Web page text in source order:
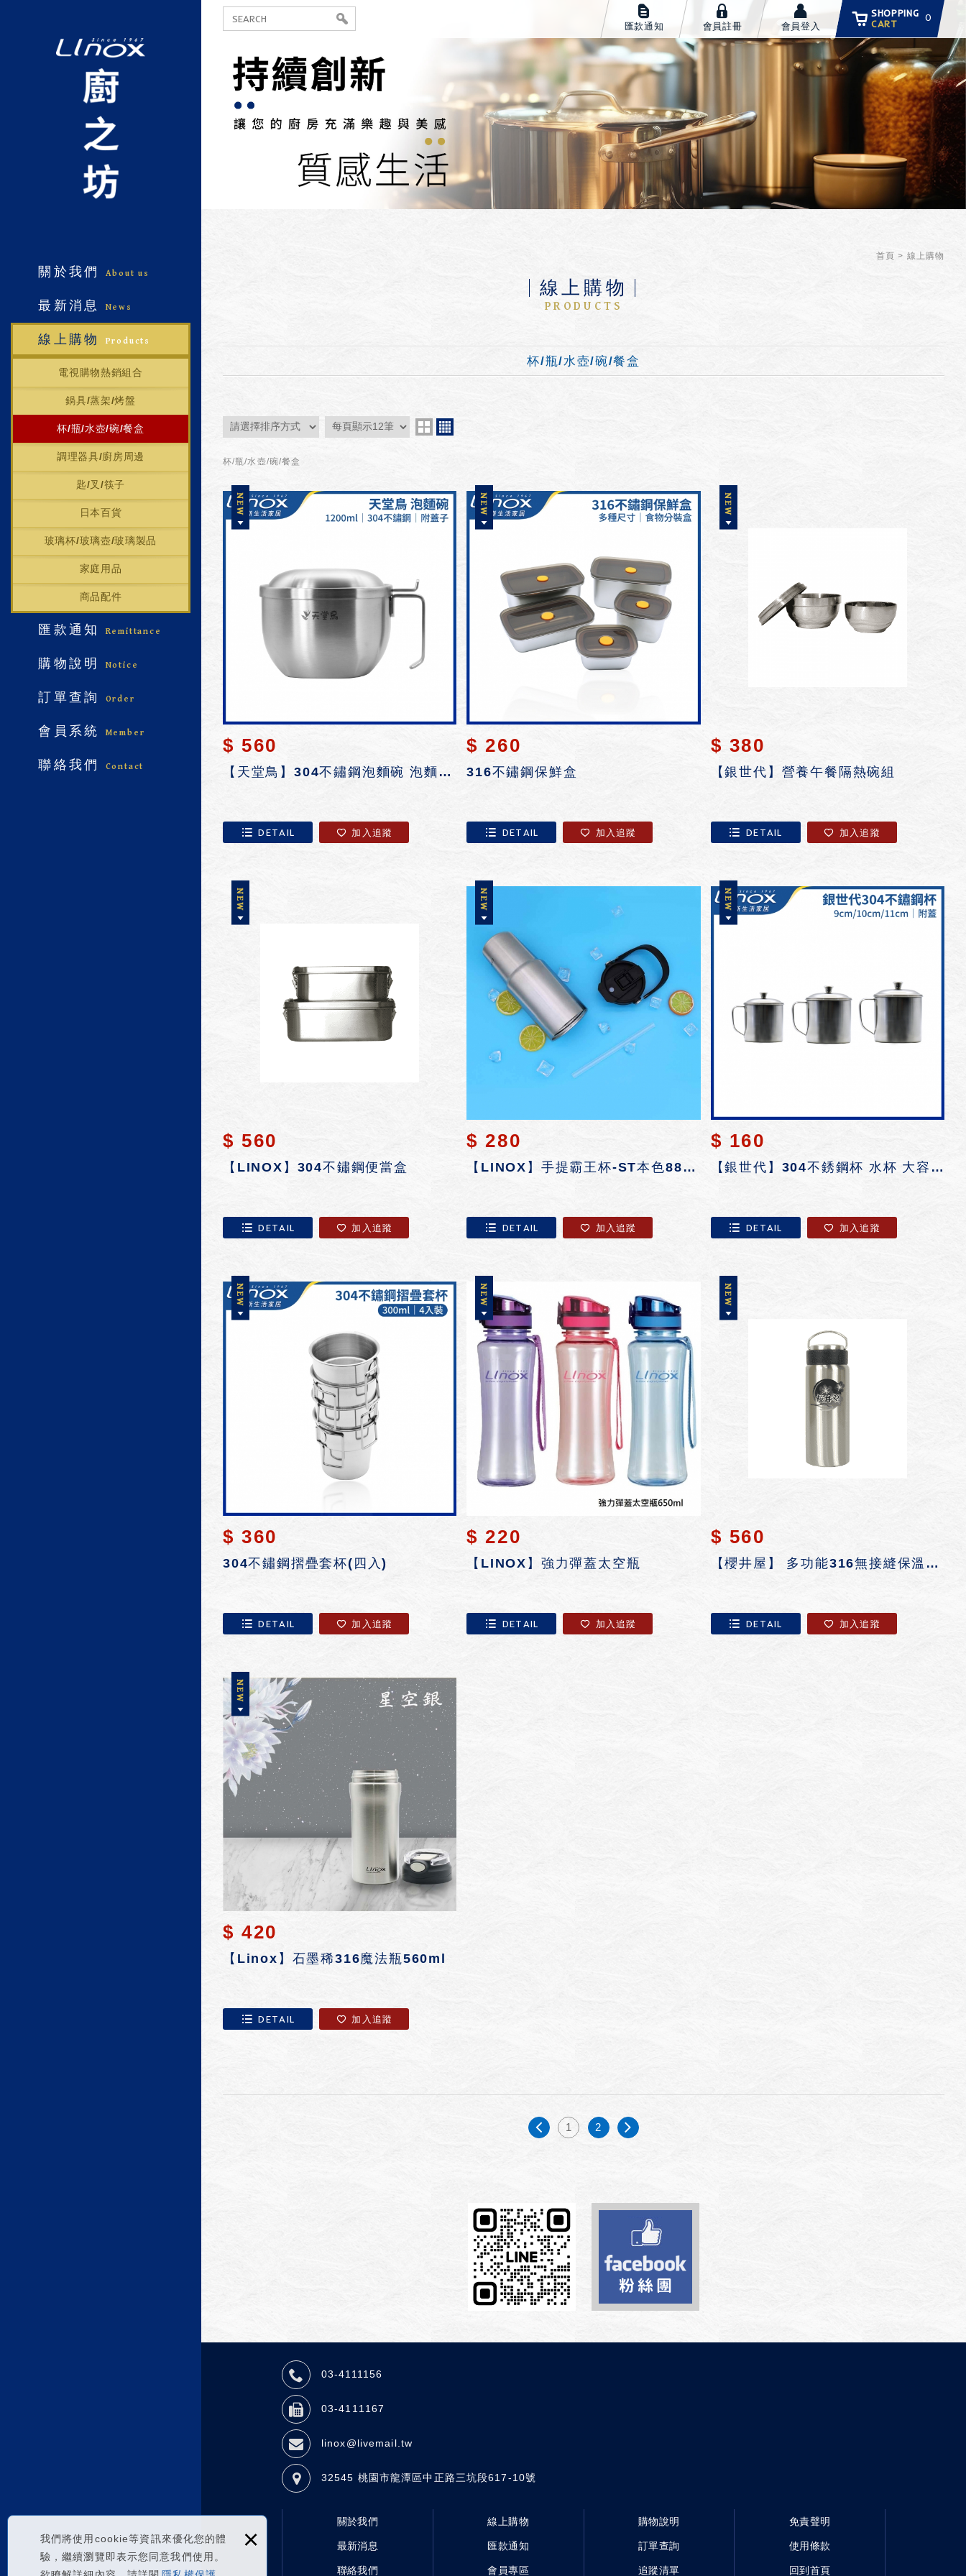
我們將使用cookie等資訊來優化您的體
驗，繼續瀏覽即表示您同意我們使用。
×
關於我們 About us
最新消息 News
線上購物 Products
電視購物熱銷組合
鍋具/蒸架/烤盤
杯/瓶/水壺/碗/餐盒
調理器具/廚房周邊
匙/叉/筷子
日本百貨
玻璃杯/玻璃壺/玻璃製品
家庭用品
商品配件
匯款通知 Remittance
購物說明 Notice
訂單查詢 Order
會員系統 Member
聯絡我們 Contact
匯款通知 會員註冊 會員登入
SHOPPING
CART
0
首頁 線上購物
線上購物
PRODUCTS
杯/瓶/水壺/碗/餐盒
杯/瓶/水壺/碗/餐盒
$ 560
【天堂鳥】304不鏽鋼泡麵碗 泡麵碗 大容量泡麵碗 附蓋碗 隔熱湯碗 野餐 露營...
DETAIL 加入追蹤
$ 260
316不鏽鋼保鮮盒
DETAIL 加入追蹤
$ 380
【銀世代】營養午餐隔熱碗組
DETAIL 加入追蹤
$ 560
【LINOX】304不鏽鋼便當盒
DETAIL 加入追蹤
$ 280
【LINOX】手提霸王杯-ST本色880ml
DETAIL 加入追蹤
$ 160
【銀世代】304不銹鋼杯 水杯 大容量水杯 咖啡杯 拿鐵杯 飲料杯 牛奶杯 早餐...
DETAIL 加入追蹤
$ 360
304不鏽鋼摺疊套杯(四入)
DETAIL 加入追蹤
$ 220
【LINOX】強力彈蓋太空瓶
DETAIL 加入追蹤
$ 560
【櫻井屋】 多功能316無接縫保溫瓶 500ml
DETAIL 加入追蹤
$ 420
【Linox】石墨稀316魔法瓶560ml
DETAIL 加入追蹤
1 2
03-4111156
03-4111167
linox@livemail.tw
32545 桃園市龍潭區中正路三坑段617-10號
關於我們
最新消息
聯絡我們
線上購物
匯款通知
會員專區
購物說明
訂單查詢
追蹤清單
免責聲明
使用條款
回到首頁